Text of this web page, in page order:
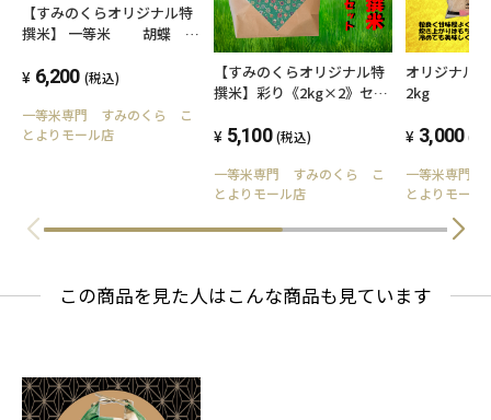
【すみのくらオリジナル特
撰米】 一等米 胡蝶
6,200 (税込)
一等米専門 すみのくら こ
とよりモール店
【すみのくらオリジナル特
撰米】彩り《2kg×2》セッ
5,100 (税込)
一等米専門 すみのくら こ
とよりモール店
オリジナル
2kg
3,000 (税
一等米専門
とよりモール
この商品を見た人はこんな商品も見ています